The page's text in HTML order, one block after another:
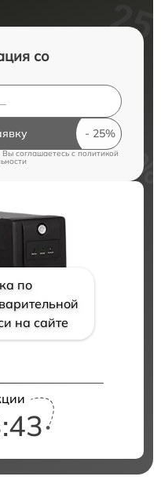
со
Вы соглашаетесь cполитикой
по
на сайте